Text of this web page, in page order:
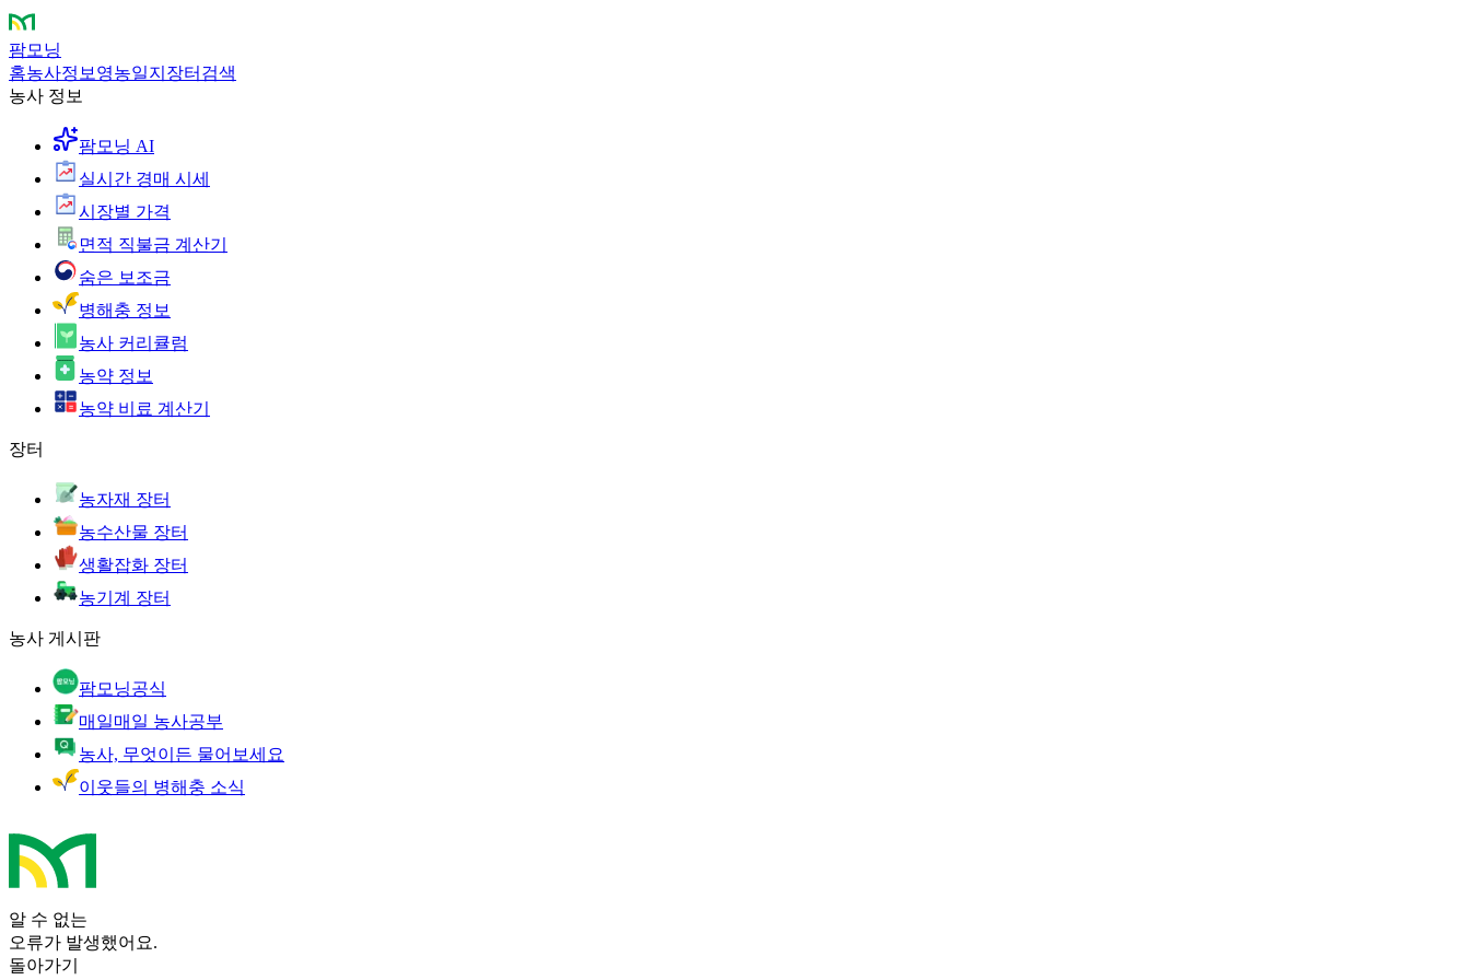
팜모닝
홈농사정보 영농일지 장터 검색
농사 정보
팜모닝 AI
실시간 경매 시세
시장별 가격
면적 직불금 계산기
숨은 보조금
병해충 정보
농사 커리큘럼
농약 정보
농약 비료 계산기
장터
농자재 장터
농수산물 장터
생활잡화 장터
농기계 장터
농사 게시판
팜모닝공식
매일매일 농사공부
농사, 무엇이든 물어보세요
이웃들의 병해충 소식
알 수 없는
오류가 발생했어요.
돌아가기